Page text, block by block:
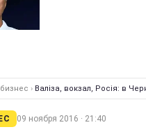
› Валіза, вокзал, Росія: в
09 ноября 2016 · 21:40